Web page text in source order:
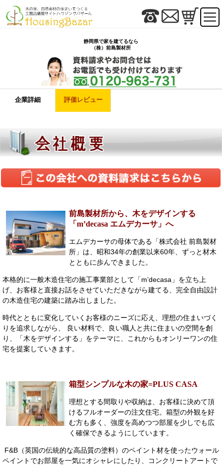
静岡県で家を建てるなら
（株）前島製材所
企業詳細 評価レビュー
前島製材所から、木をデザインする
「m’decasa エムデカーサ」へ
エムデカーサの母体である「株式会社 前島製材
所」は、昭和34年の創業以来60年、ずっと材木
とともに歩んできました。
本格的に一般木造住宅の施工事業部として「m’decasa」を立ち上
げ、お客様と直接お話をさせていただきながら建てる、完全自由設計
の木造住宅の建築に踏み出しました。
時代とともに変化していくお客様のニーズに応え、理想の住まいづく
りを追求しながら、 良い材料で、良い職人と共に住まいの空間を創
り、「木をデザインする」をテーマに、これからもオンリーワンの住
宅を提案していきます。
箱型シンプルな木の家=PLUS CASA
理想とする間取りや収納は、お客様に決めて頂
けるフルオーダーの注文住宅。箱型の外観を好
む方も多く、強度を高めつつ部屋を少しでも広
く確保できるようにしています。
F&B（英国の伝統的な高品質の塗料）のペイント材を使ったウォール
ペイントでお部屋を一気にオシャレにしたり、コンクリートアートで